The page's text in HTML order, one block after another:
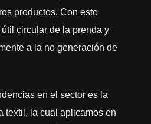
productos. Con esto
circular de la prenda y
a la no generación de
en el sector es la
textil, la cual aplicamos en